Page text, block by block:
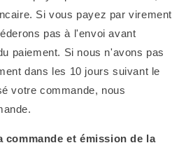
Si vous payez par virement
pas à l'envoi avant
paiement. Si nous n'avons pas
dans les 10 jours suivant le
votre commande, nous
commande et émission de la